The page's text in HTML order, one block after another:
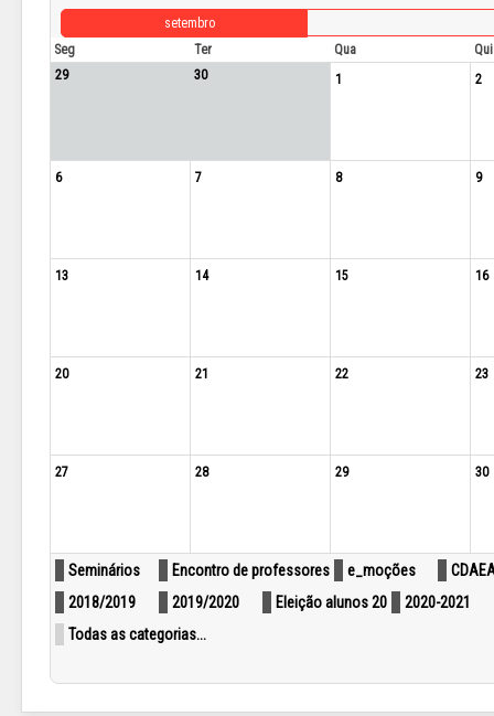
setembro
Seg
Ter Qua
Qui
29
30 1 2
6 7 8 9
13 14 15 16
20 21 22 23
27 28 29 30
Seminários Encontro de professores e_moções
2018/2019
2019/2020 Eleição alunos 20
2020-2021
Todas as categorias...